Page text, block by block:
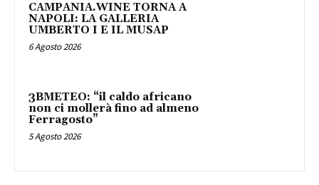
CAMPANIA.WINE TORNA A
NAPOLI: LA GALLERIA
UMBERTO I E IL MUSAP
6 Agosto 2026
3BMETEO: “il caldo africano
non ci mollerà fino ad almeno
Ferragosto”
5 Agosto 2026